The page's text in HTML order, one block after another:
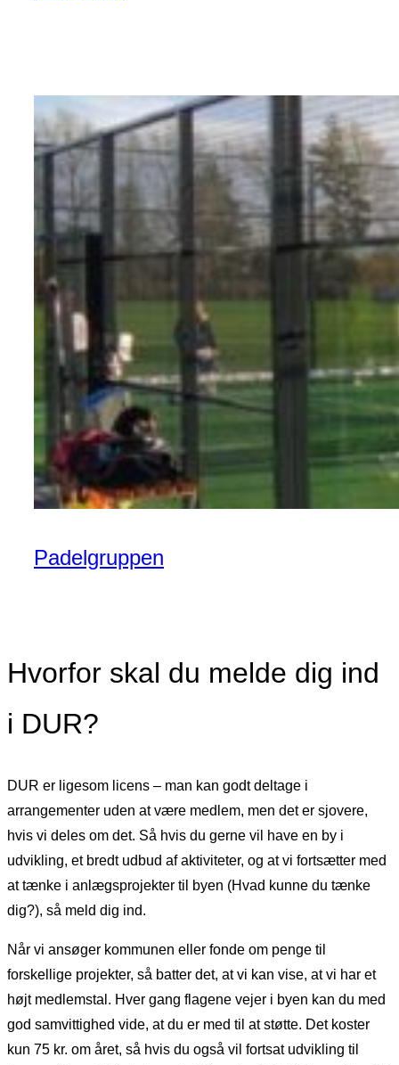
Padelgruppen
Hvorfor skal du melde dig ind
i DUR?
DUR er ligesom licens – man kan godt deltage i
arrangementer uden at være medlem, men det er sjovere,
hvis vi deles om det. Så hvis du gerne vil have en by i
udvikling, et bredt udbud af aktiviteter, og at vi fortsætter med
at tænke i anlægsprojekter til byen (Hvad kunne du tænke
dig?), så meld dig ind.
Når vi ansøger kommunen eller fonde om penge til
forskellige projekter, så batter det, at vi kan vise, at vi har et
højt medlemstal. Hver gang flagene vejer i byen kan du med
god samvittighed vide, at du er med til at støtte. Det koster
kun 75 kr. om året, så hvis du også vil fortsat udvikling til